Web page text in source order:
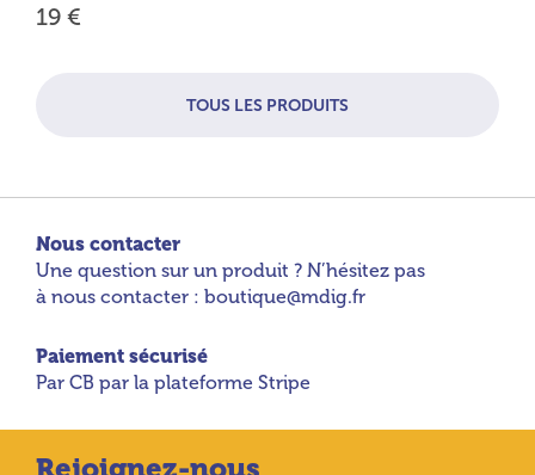
19 €
TOUS LES PRODUITS
Nous contacter
Une question sur un produit ? N’hésitez pas
à nous contacter : boutique@mdig.fr
Paiement sécurisé
Par CB par la plateforme Stripe